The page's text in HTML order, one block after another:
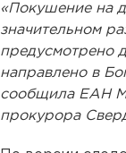
«Покушение на
значительном
предусмотрено
направлено в
сообщила ЕАН
прокурора